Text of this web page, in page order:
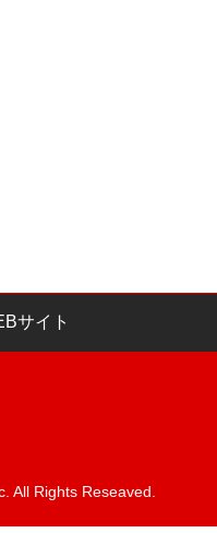
サイト
All Rights Reseaved.